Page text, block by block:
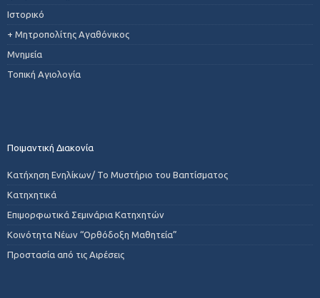
Ιστορικό
+ Μητροπολίτης Αγαθόνικος
Μνημεία
Τοπική Αγιολογία
Ποιμαντική Διακονία
Κατήχηση Ενηλίκων/ Το Μυστήριο του Βαπτίσματος
Κατηχητικά
Επιμορφωτικά Σεμινάρια Κατηχητών
Κοινότητα Νέων “Ορθόδοξη Μαθητεία”
Προστασία από τις Αιρέσεις